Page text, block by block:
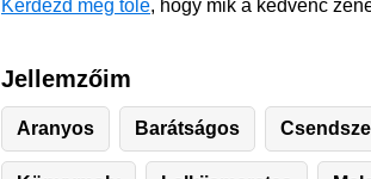
Kérdezd meg tőle, hogy mik a kedvenc
Jellemzőim
Aranyos Barátságos